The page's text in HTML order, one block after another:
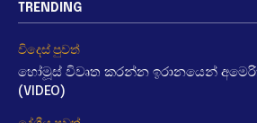
TRENDING
විදෙස් පුවත්
හෝමූස් විවෘත කරන්න ඉරානයෙන්
(VIDEO)